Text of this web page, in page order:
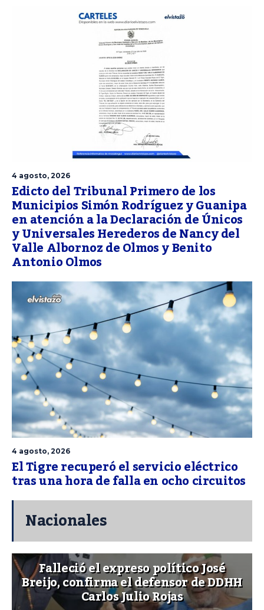
4 agosto, 2026
Edicto del Tribunal Primero de los
Municipios Simón Rodríguez y Guanipa
en atención a la Declaración de Únicos
y Universales Herederos de Nancy del
Valle Albornoz de Olmos y Benito
Antonio Olmos
4 agosto, 2026
El Tigre recuperó el servicio eléctrico
tras una hora de falla en ocho circuitos
Nacionales
Falleció el expreso político José
Breijo, confirma el defensor de DDHH
Carlos Julio Rojas